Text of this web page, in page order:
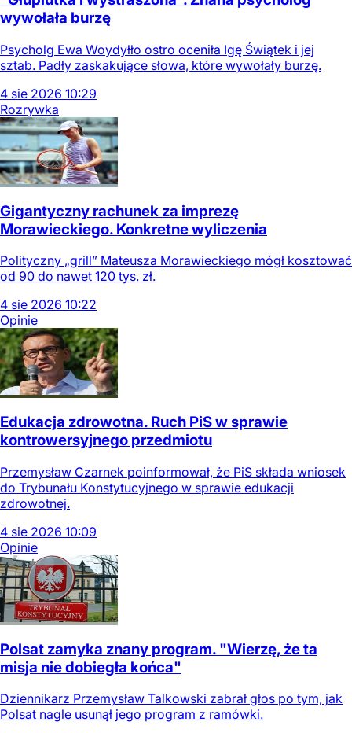
wywołała burzę
Psycholg Ewa Woydyłło ostro oceniła Igę Świątek i jej
sztab. Padły zaskakujące słowa, które wywołały burzę.
4 sie 2026 10:29
Rozrywka
Gigantyczny rachunek za imprezę
Morawieckiego. Konkretne wyliczenia
Polityczny „grill” Mateusza Morawieckiego mógł kosztować
od 90 do nawet 120 tys. zł.
4 sie 2026 10:22
Opinie
Edukacja zdrowotna. Ruch PiS w sprawie
kontrowersyjnego przedmiotu
Przemysław Czarnek poinformował, że PiS składa wniosek
do Trybunału Konstytucyjnego w sprawie edukacji
zdrowotnej.
4 sie 2026 10:09
Opinie
Polsat zamyka znany program. "Wierzę, że ta
misja nie dobiegła końca"
Dziennikarz Przemysław Talkowski zabrał głos po tym, jak
Polsat nagle usunął jego program z ramówki.